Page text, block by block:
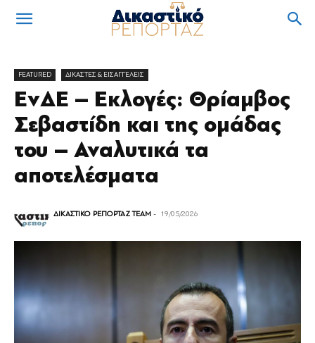
FEATURED ΔΙΚΑΣΤΕΣ & ΕΙΣΑΓΓΕΛΕΙΣ
ΕνΔΕ – Εκλογές: Θρίαμβος
Σεβαστίδη και της ομάδας
του – Αναλυτικά τα
αποτελέσματα
ΔΙΚΑΣΤΙΚΟ ΡΕΠΟΡΤΑΖ TEAM - 19/05/2026